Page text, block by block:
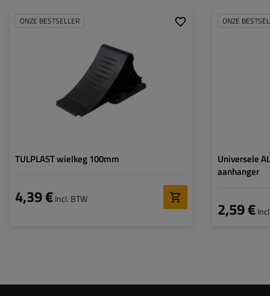
ONZE BESTSELLER
TULPLAST wielkeg 100mm
4,39 €Incl. BTW
ONZE
Universele
aanhanger
2,59 €